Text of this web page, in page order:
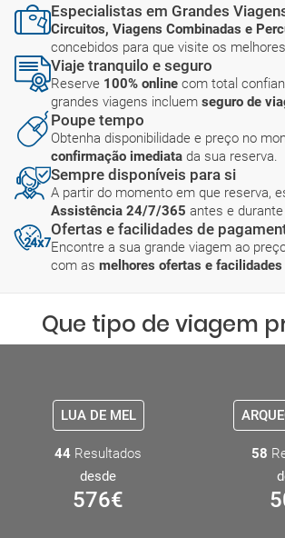
Especialistas em Grandes
Circuitos, Viagens Combinadas e
concebidos para que visite os
Viaje tranquilo e seguro
Reserve 100% online com total
grandes viagens incluem seguro de
Poupe tempo
Obtenha disponibilidade e preço no
confirmação imediata da sua reserva.
Sempre disponíveis para si
A partir do momento em que reserva,
Assistência 24/7/365 antes e
Ofertas e facilidades de
Encontre a sua grande viagem ao
com as melhores ofertas e
Que tipo de viagem
LUA DE MEL
44 Resultados
desde
576€
58